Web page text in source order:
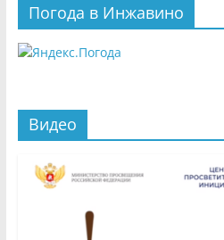
Погода в Инжавино
Видео